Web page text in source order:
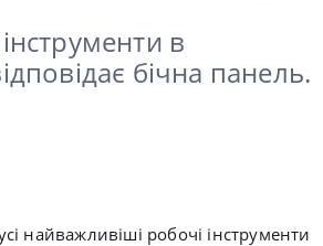
в
бічна панель.
найважливіші робочі інструменти